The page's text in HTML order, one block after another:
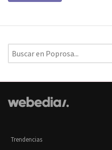
Trendencias